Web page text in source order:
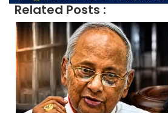
Related Posts :